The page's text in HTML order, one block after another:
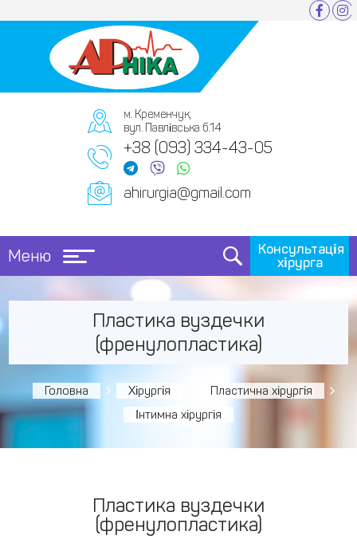
м. Кременчук,
вул. Павлівська б.14
+38 (093) 334-43-05
ahirurgia@gmail.com
Меню
Консультація
хірурга
Пластика вуздечки
(френулопластика)
Головна Хірургія
Пластична хірургія
Інтимна хірургія
Пластика вуздечки
(френулопластика)